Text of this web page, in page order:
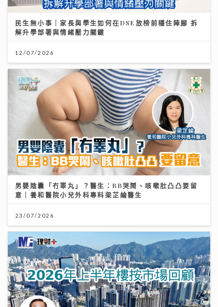
民生無小事｜家長與學生如何在DSE放榜前穩住陣腳 拆
解升學部署與情緒壓力關鍵
12/07/2026
男嬰陰囊「冇睪丸」？醫生：BB哭鬧、咳嗽肚凸凸要留
意｜養和醫院小兒外科專科梁芷綸醫生
23/07/2026